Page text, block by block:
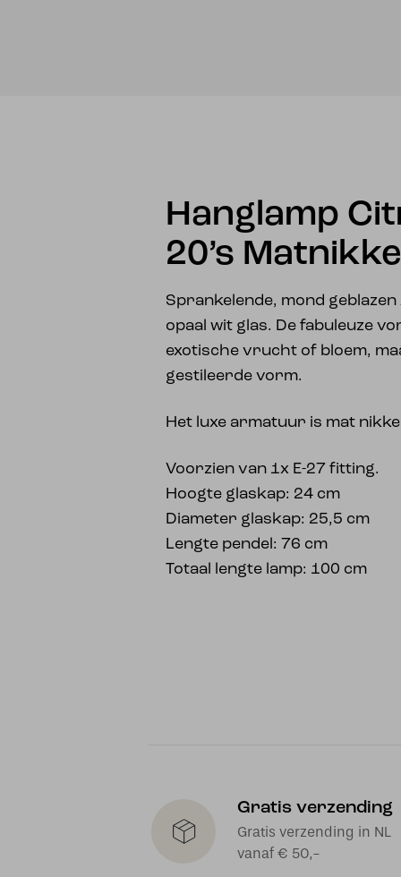
Hanglamp
20’s
Sprankelende, mond
opaal wit glas. De fabuleuze
exotische vrucht of bloem,
gestileerde vorm.
Het luxe armatuur is mat
Voorzien van 1x E-27 fitting.
Hoogte glaskap: 24 cm
Diameter glaskap: 25,5 cm
Lengte pendel: 76 cm
Totaal lengte lamp: 100 cm
Gratis verzending
Gratis verzending in NL
vanaf € 50,-